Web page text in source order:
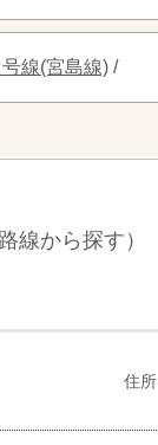
線(宮島線) /
路線から探す）
住